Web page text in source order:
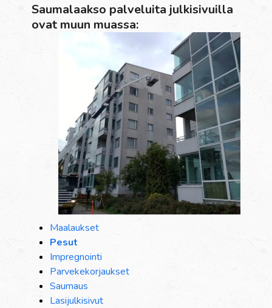
Saumalaakso palveluita julkisivuilla
ovat muun muassa:
Maalaukset
Pesut
Impregnointi
Parvekekorjaukset
Saumaus
Lasijulkisivut